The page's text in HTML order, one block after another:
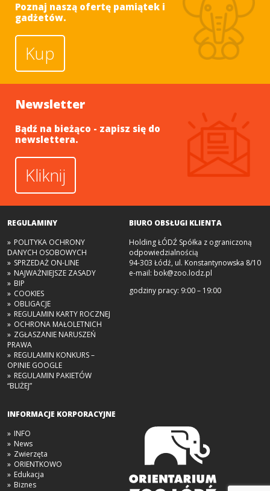
Poznaj naszą ofertę pamiątek i
gadżetów.
Kup
Newsletter
Bądź na bieżąco - zapisz się do
newslettera.
Kliknij
REGULAMINY
POLITYKA OCHRONY
DANYCH OSOBOWYCH
SPRZEDAŻ ON-LINE
NAJWAŻNIEJSZE ZASADY
BIP
COOKIES
OBLIGACJE
REGULAMIN KARTY ROCZNEJ
OCHRONA MAŁOLETNICH
ZGŁASZANIE NARUSZEŃ
PRAWA
REGULAMIN KONKURS –
OPINIE GOOGLE
REGULAMIN PAKIETÓW
“BLIŻEJ”
INFORMACJE KORPORACYJNE
INFO
News
Zwierzęta
ORIENTKOWO
Edukacja
Biznes
BIURO OBSŁUGI KLIENTA
Holding ŁÓDŹ Spółka z ograniczoną
odpowiedzialnością
94-303 Łódź, ul. Konstantynowska 8/10
e-mail: bok@zoo.lodz.pl
godziny pracy: 9:00 – 19:00